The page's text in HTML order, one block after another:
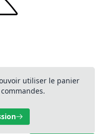
utiliser le panier